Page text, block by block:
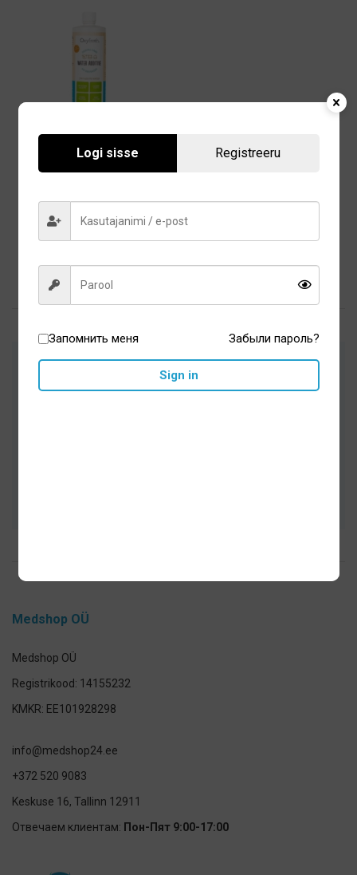
для домашних животных
24,80€
В корзину
Одобренные врачами товары для
гигиены полости рта и здоровья
Medshop OÜ
Medshop OÜ
Registrikood: 14155232
KMKR: EE101928298
info@medshop24.ee
+372 520 9083
Keskuse 16, Tallinn 12911
Отвечаем клиентам: Пон-Пят 9:00-17:00
Logi sisse Registreeru
Запомнить меня Забыли пароль?
Sign in